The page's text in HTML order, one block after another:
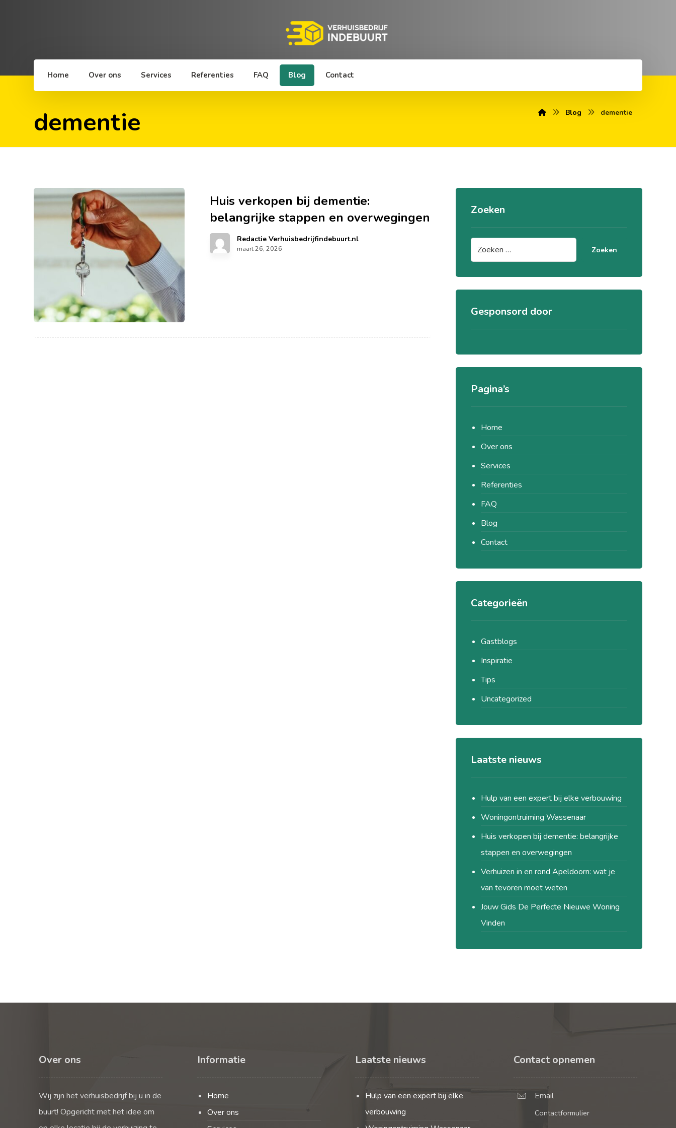
Home Over ons Services Referenties FAQ Blog Contact
dementie Blog dementie
Huis verkopen bij dementie:
belangrijke stappen en overwegingen
Redactie Verhuisbedrijfindebuurt.nl
maart 26, 2026
Zoeken
Zoeken
Gesponsord door
Pagina’s
Home
Over ons
Services
Referenties
FAQ
Blog
Contact
Categorieën
Gastblogs
Inspiratie
Tips
Uncategorized
Laatste nieuws
Hulp van een expert bij elke verbouwing
Woningontruiming Wassenaar
Huis verkopen bij dementie: belangrijke
stappen en overwegingen
Verhuizen in en rond Apeldoorn: wat je
van tevoren moet weten
Jouw Gids De Perfecte Nieuwe Woning
Vinden
Over ons
Wij zijn het verhuisbedrijf bij u in de
buurt! Opgericht met het idee om
Informatie
Home
Over ons
Laatste nieuws
Hulp van een expert bij elke
verbouwing
Contact opnemen
Email
Contactformulier